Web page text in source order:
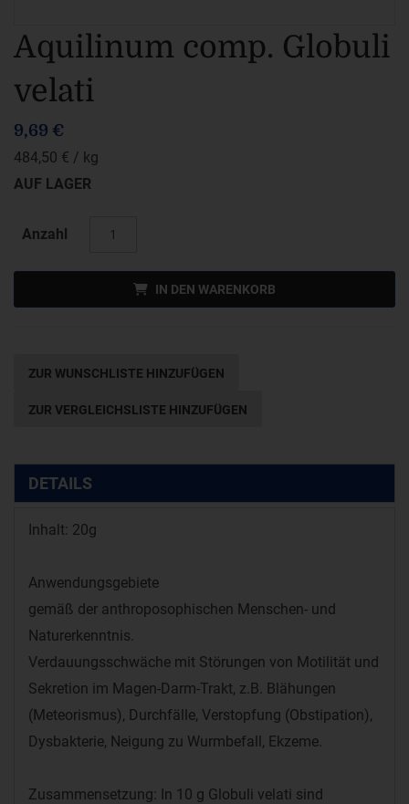
Aquilinum comp. Globuli
velati
9,69 €
484,50 € / kg
AUF LAGER
Anzahl
IN DEN WARENKORB
ZUR WUNSCHLISTE HINZUFÜGEN
ZUR VERGLEICHSLISTE HINZUFÜGEN
Zum
Anfang
der
springen
DETAILS
Inhalt: 20g
Anwendungsgebiete
gemäß der anthroposophischen Menschen- und
Naturerkenntnis.
Verdauungsschwäche mit Störungen von Motilität und
Sekretion im Magen-Darm-Trakt, z.B. Blähungen
(Meteorismus), Durchfälle, Verstopfung (Obstipation),
Dysbakterie, Neigung zu Wurmbefall, Ekzeme.
Zusammensetzung: In 10 g Globuli velati sind